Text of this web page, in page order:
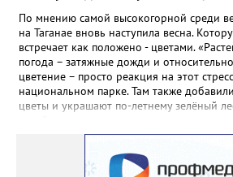
весной прорастет сама. Ещё один секрет
Прованса не любит «вкусную» почву.
яму гравий и песок – требуется хороший
Екатерина рекомендует цветы убирать,
пошли на наращивание корневой
пусть лаванда цветёт во всю силу!
специально для «Златоуст.инфо».
По мнению самой высокогорной среди
на Таганае вновь наступила весна.
встречает как положено - цветами.
погода – затяжные дожди и
цветение – просто реакция на этот
национальном парке. Там также
цветы и украшают по-летнему зелёный
силы перед долгой зимовкой.